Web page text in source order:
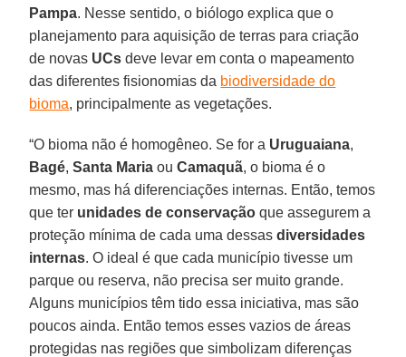
Pampa. Nesse sentido, o biólogo explica que o
planejamento para aquisição de terras para criação
de novas UCs deve levar em conta o mapeamento
das diferentes fisionomias da biodiversidade do
bioma, principalmente as vegetações.
“O bioma não é homogêneo. Se for a Uruguaiana,
Bagé,Santa Maria ouCamaquã, o bioma é o
mesmo, mas há diferenciações internas. Então, temos
que ter unidades de conservação que assegurem a
proteção mínima de cada uma dessasdiversidades
internas. O ideal é que cada município tivesse um
parque ou reserva, não precisa ser muito grande.
Alguns municípios têm tido essa iniciativa, mas são
poucos ainda. Então temos esses vazios de áreas
protegidas nas regiões que simbolizam diferenças